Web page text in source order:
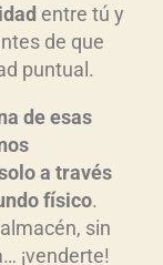
entre tú y
de que
puntual.
de esas
a través
físico.
sin
¡venderte!